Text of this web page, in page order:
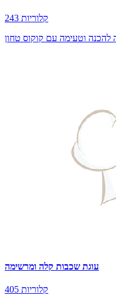
243 קלוריות
להכנה וטעימה עם קוקוס טחון
עוגת שכבות קלה ומרשימה
405 קלוריות